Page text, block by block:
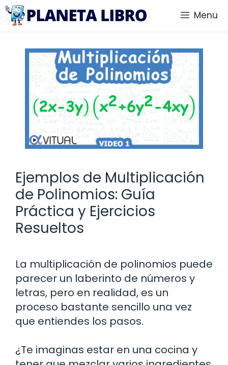
Saltar
Menu
Ejemplos de Multiplicación
de Polinomios: Guía
Práctica y Ejercicios
Resueltos
La multiplicación de polinomios puede
parecer un laberinto de números y
letras, pero en realidad, es un
proceso bastante sencillo una vez
que entiendes los pasos.
¿Te imaginas estar en una cocina y